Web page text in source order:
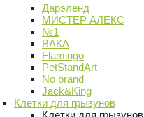
Дарэленд
МИСТЕР АЛЕКС
№1
ВАКА
Flamingo
PetStandArt
No brand
Jack&King
Клетки для грызунов
Клетки для грызунов